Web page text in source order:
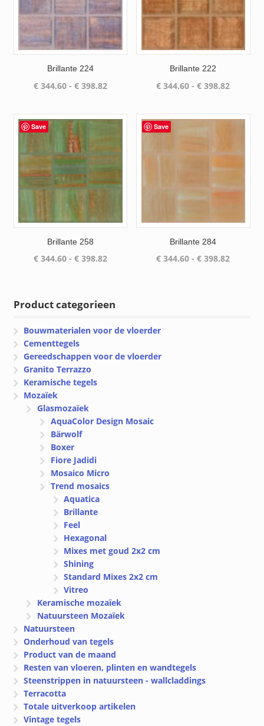
Brillante 224
€344.60 - €398.82Prijsklasse:
€ 398.82
Brillante 222
€ 344.60 - € 398.82
€ 398.82
Save
Brillante 258
€344.60 - €398.82Prijsklasse:
Save
Brillante 284
€ 344.60 - € 398.82
Product categorieen
Bouwmaterialen voor de vloerder
Cementtegels
Gereedschappen voor de vloerder
Granito Terrazzo
Keramische tegels
Mozaïek
Glasmozaïek
AquaColor Design Mosaic
Bärwolf
Boxer
Fiore Jadidi
Mosaico Micro
Trend mosaics
Aquatica
Brillante
Feel
Hexagonal
Mixes met goud 2x2 cm
Shining
Standard Mixes 2x2 cm
Vitreo
Keramische mozaïek
Natuursteen Mozaïek
Natuursteen
Onderhoud van tegels
Product van de maand
Resten van vloeren, plinten en wandtegels
Steenstrippen in natuursteen - wallcladdings
Terracotta
Totale uitverkoop artikelen
Vintage tegels